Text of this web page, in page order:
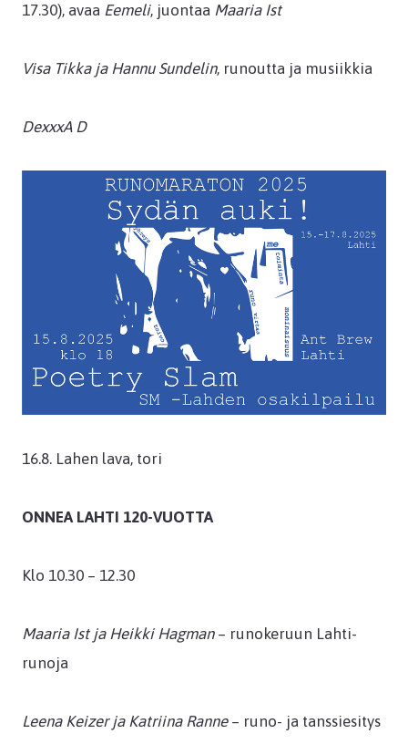
17.30), avaa Eemeli, juontaa Maaria Ist
Visa Tikka ja Hannu Sundelin, runoutta ja musiikkia
DexxxA D
16.8. Lahen lava, tori
ONNEA LAHTI 120-VUOTTA
Klo 10.30 – 12.30
Maaria Ist ja Heikki Hagman– runokeruun Lahti-
runoja
Leena Keizer ja Katriina Ranne– runo- ja tanssiesitys